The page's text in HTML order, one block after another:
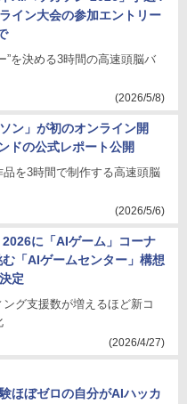
イン大会の参加エントリー
”を決める3時間の高速頭脳バ
(2026/5/8)
ン」が初のオンライン開
ドの公式レポート公開
を3時間で制作する高速頭脳
(2026/5/6)
に「AIゲーム」コーナ
「AIゲームセンター」構想
定
グ支援数が増えるほど新コ
(2026/4/27)
ほぼゼロの自分がAIハッカ